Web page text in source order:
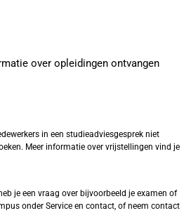
over opleidingen ontvangen
in een studieadviesgesprek niet
Meer informatie over vrijstellingen vind je
je een vraag over bijvoorbeeld je examen of
onder Service en contact, of neem contact